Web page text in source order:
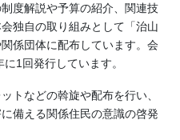
度解説や予算の紹介、関連技
独自の取り組みとして「治山
係団体に配布しています。会
1回発行しています。
トなどの斡旋や配布を行い、
備える関係住民の意識の啓発